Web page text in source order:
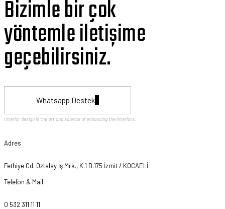
Bizimle bir çok
yöntemle iletişime
geçebilirsiniz.
Whatsapp Destek
Interior design is the art and science of enhancing the interiors.
Adres
Fethiye Cd. Öztalay İş Mrk., K.1 D.175 İzmit / KOCAELİ
Telefon & Mail
0 532 311 11 11